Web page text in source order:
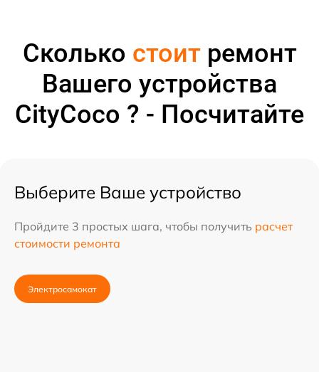
Сколько стоитремонт
Вашего устройства
CityCoco ? - Посчитайте
Выберите Ваше устройство
Пройдите 3 простых шага, чтобы получить расчет
стоимости ремонта
Электросамокат